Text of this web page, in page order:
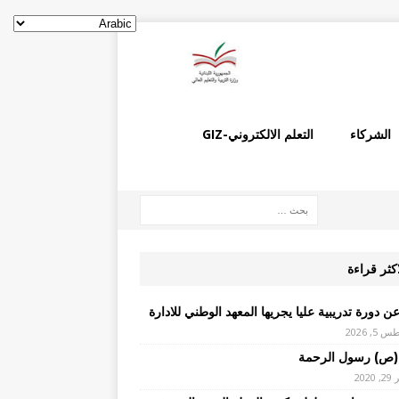
الشركاء التعلم الالكتروني-GIZ
قراءة
دورة تدريبية عليا يجريها المعهد الوطني للادارة
2026
رسول الرحمة